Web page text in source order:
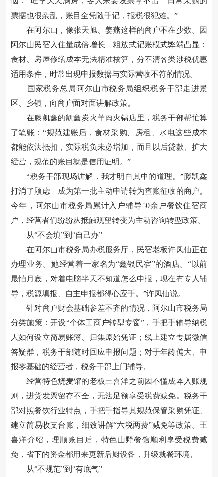
票据也很杂乱，账目全凭随手记，报税很犯难。 ”
在阿尔山，像张天旭、姜燕这样的商户不在少数。因
阿尔山民宿入住量成倍增长，粗放式记账模式弊端凸显：
食材、房屋修缮成本无法精准核算，分不清各类涉税优惠
适用条件，时常出现申报数据与实际营收不符的情况。
国家税务总局阿尔山市税务局组织税务干部走进景
区、乡镇，向商户面对面讲解政策。
在滕凯鑫的凯鑫炭火羊肉火锅店里，税务干部帮忙算
了笔账：“规范建账后，食材采购、房租、水电这些成本
都能依法抵扣，实际税负未必增加，而且以后贷款、扩大
经营，规范的账目就是信用证明。 ”
“税务干部现场讲解，我才明白其中的道理。”滕凯鑫
打消了顾虑，成为第一批主动申请转为查账征收的商户。
今年，阿尔山市税务局累计入户辅导50余户餐饮住宿商
户，经营者们纷纷从抵触观望转变为主动咨询转型政策。
从“不会填”到 “自己办”
在阿尔山市税务局办税服务厅，民宿老板许凤仙正在
办理业务。她经营着一家名为“鑫银民宿”的酒店。 “以前
最怕月底，对着电脑半天不知道怎么申报，现在有专人辅
导，税源填报、自主申报都得心应手。 ”许凤仙说。
针对商户财会基础参差不齐的情况，阿尔山市税务局
分类施策：开设“个体工商户转型专窗” ，手把手辅导纳税
人如何设立简易账簿、归集原始凭证；线上建立专属微信
答疑群，税务干部随时回应申报问题；对于年龄偏大、申
报零基础的经营者，税务干部上门辅导。
经营特色烧麦馆的老板王喜洋之前因不懂成本入账规
则，进货发票留存不全，无法足额享受税费减免。税务干
部对照餐饮行业特点，手把手指导其规范保管采购凭证、
建立简易收支台账，细致讲解“六税两费”减免等政策。王
喜洋介绍，理顺账目后，特色山野餐馆顺利享受税费减
免，省下的资金都用来更新后厨设备，升级就餐环境。
从“不规范”到 “有底气”